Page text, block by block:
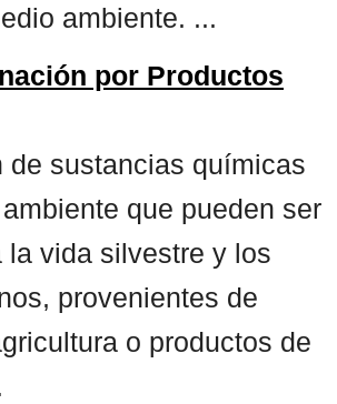
ambiente. ...
por Productos
de sustancias químicas
que pueden ser
la vida silvestre y los
provenientes de
o productos de